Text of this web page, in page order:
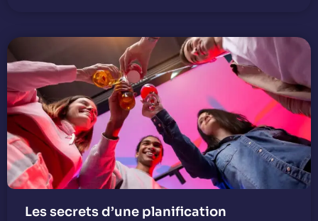
Les secrets d’une planification